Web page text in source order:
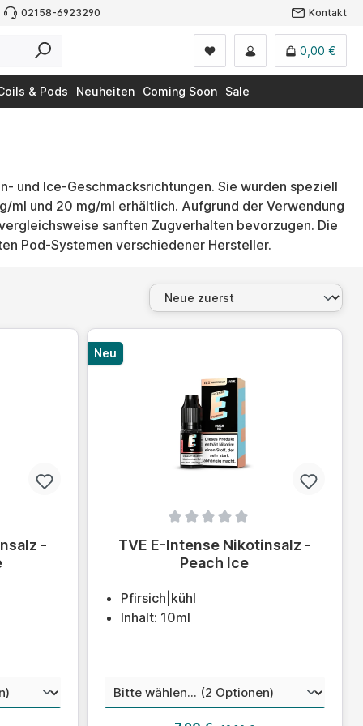
02158-6923290 Kontakt
0,00 €
& Pods Neuheiten Coming Soon
Sale
und Ice-Geschmacksrichtungen. Sie wurden speziell
ml und 20 mg/ml erhältlich. Aufgrund der Verwendung
sanften Zugverhalten bevorzugen. Die
Pod-Systemen verschiedener Hersteller.
von 0 von 5 Sternen
-
Neu
Durchschnittliche Bewertung von 0 von 5
TVE E-Intense Nikotinsalz -
Peach Ice
Pfirsich|kühl
Inhalt: 10ml
Nikotinstärkeauswählen
Regulärer Preis: